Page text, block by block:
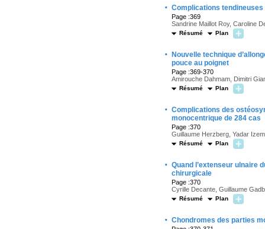
· Complications tendineuses
Page :369
Sandrine Maillot Roy, Caroline
Résumé Plan
·
Nouvelle technique
pouce au poignet
Page :369-370
Amirouche Dahmam, Dimitri
Résumé Plan
· Complications des
monocentrique de 284 cas
Page :370
Guillaume Herzberg, Yadar
Résumé Plan
· Quand l’extenseur ulnaire
chirurgicale
Page :370
Cyrille Decante, Guillaume
Résumé Plan
· Chondromes des parties